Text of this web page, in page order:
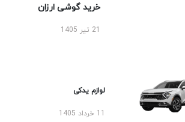
خرید گوشی ارزان
لوازم یدکی